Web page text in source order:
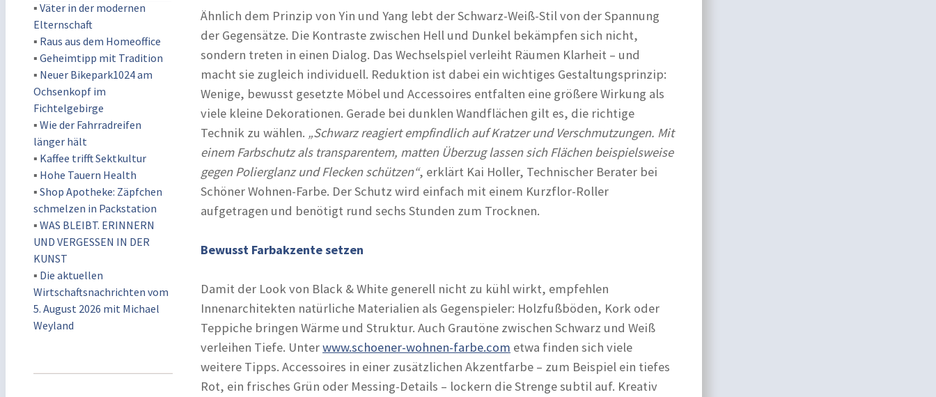
▪ Väter in der modernen
Elternschaft
▪ Raus aus dem Homeoffice
▪ Geheimtipp mit Tradition
▪ Neuer Bikepark1024 am
Ochsenkopf im
Fichtelgebirge
▪ Wie der Fahrradreifen
länger hält
▪ Kaffee trifft Sektkultur
▪ Hohe Tauern Health
▪ Shop Apotheke: Zäpfchen
schmelzen in Packstation
▪ WAS BLEIBT. ERINNERN
UND VERGESSEN IN DER
KUNST
▪ Die aktuellen
Wirtschaftsnachrichten vom
5. August 2026 mit Michael
Weyland
Ähnlich dem Prinzip von Yin und Yang lebt der Schwarz-Weiß-Stil von der Spannung
der Gegensätze. Die Kontraste zwischen Hell und Dunkel bekämpfen sich nicht,
sondern treten in einen Dialog. Das Wechselspiel verleiht Räumen Klarheit – und
macht sie zugleich individuell. Reduktion ist dabei ein wichtiges Gestaltungsprinzip:
Wenige, bewusst gesetzte Möbel und Accessoires entfalten eine größere Wirkung als
viele kleine Dekorationen. Gerade bei dunklen Wandflächen gilt es, die richtige
Technik zu wählen. „Schwarz reagiert empfindlich auf Kratzer und Verschmutzungen. Mit
einem Farbschutz als transparentem, matten Überzug lassen sich Flächen beispielsweise
gegen Polierglanz und Flecken schützen“, erklärt Kai Holler, Technischer Berater bei
Schöner Wohnen-Farbe. Der Schutz wird einfach mit einem Kurzflor-Roller
aufgetragen und benötigt rund sechs Stunden zum Trocknen.
Bewusst Farbakzente setzen
Damit der Look von Black & White generell nicht zu kühl wirkt, empfehlen
Innenarchitekten natürliche Materialien als Gegenspieler: Holzfußböden, Kork oder
Teppiche bringen Wärme und Struktur. Auch Grautöne zwischen Schwarz und Weiß
verleihen Tiefe. Unterwww.schoener-wohnen-farbe.com etwa finden sich viele
weitere Tipps. Accessoires in einer zusätzlichen Akzentfarbe – zum Beispiel ein tiefes
Rot, ein frisches Grün oder Messing-Details – lockern die Strenge subtil auf. Kreativ